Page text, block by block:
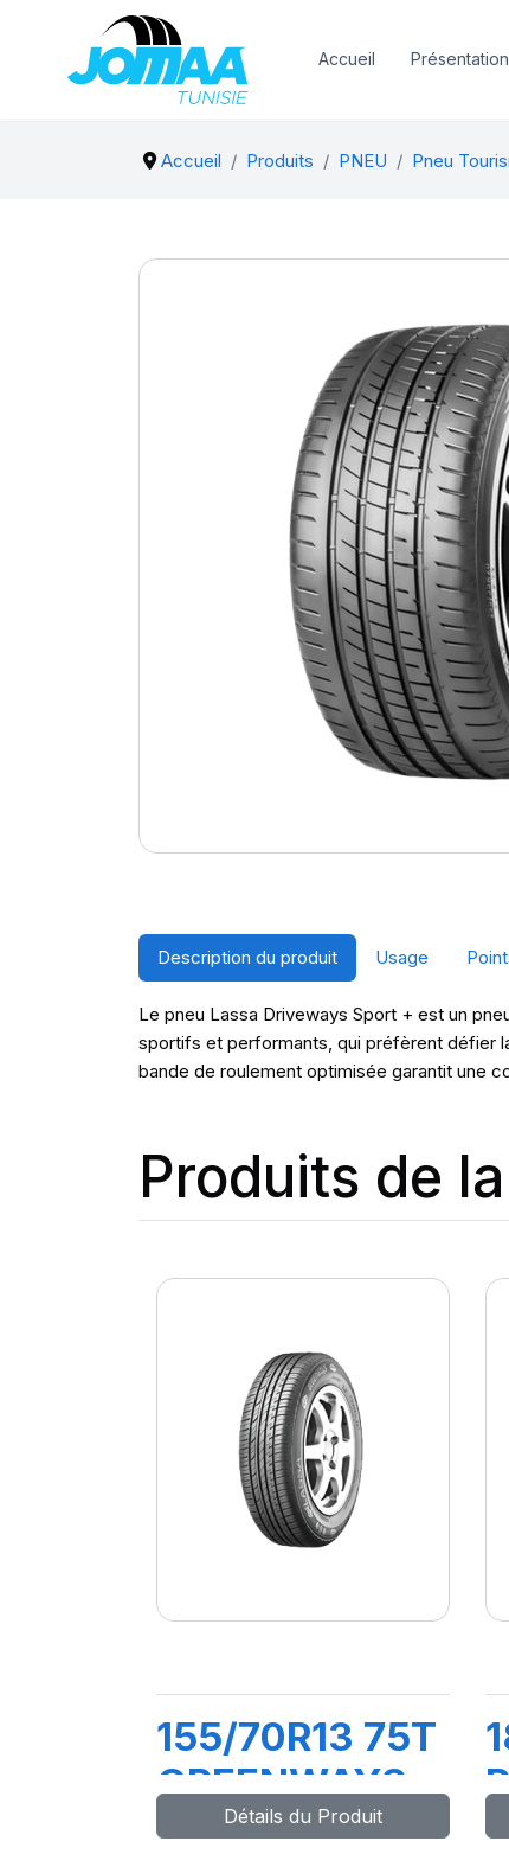
Accueil Présentation
Accueil Produits PNEU Pneu
Description du produit Usage
Le pneu Lassa Driveways Sport + est un
sportifs et performants, qui préfèrent défier
bande de roulement optimisée garantit une
Produits de
155/70R13 75T
GREENWAYS
Détails du Produit